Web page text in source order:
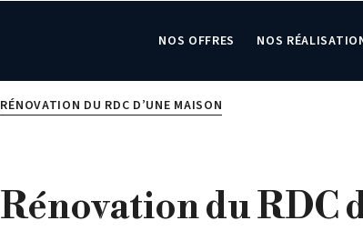
NOS OFFRES NOS
RÉNOVATION DU RDC D’UNE MAISON
Rénovation du RDC